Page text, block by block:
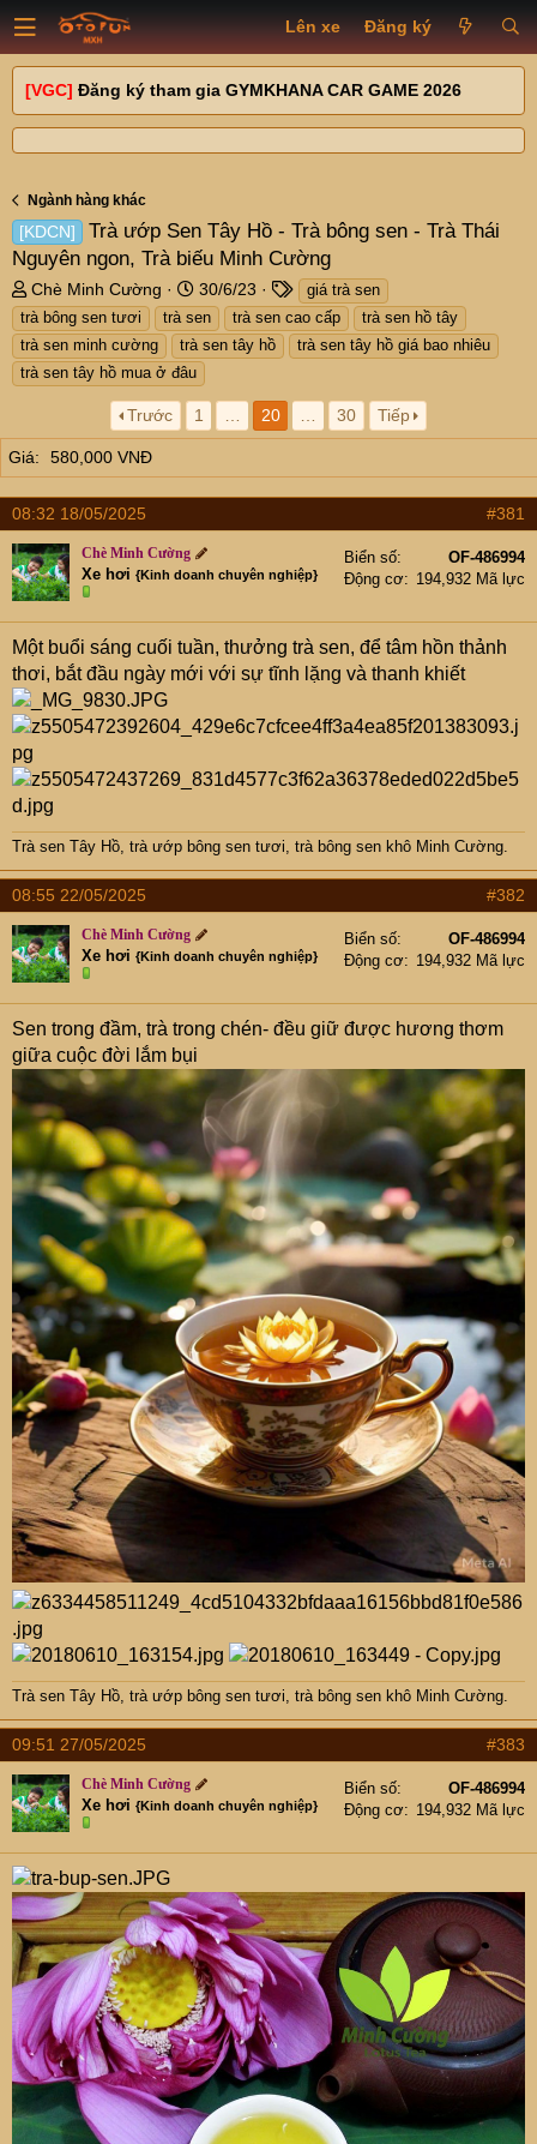
Lên xe Đăng ký
[VGC] Đăng ký tham gia GYMKHANA CAR GAME 2026
Ngành hàng khác
[KDCN]
Trà ướp Sen Tây Hồ - Trà bông sen - Trà Thái
Nguyên ngon, Trà biếu Minh Cường
T
h
r
e
a
t
r
t
r
Chè Minh Cường
N
g
à
y
g
ử
i
30/6/23
T
a
g
s
giá trà sen
trà bông sen tươi
trà sen trà sen cao cấp
trà sen hồ tây
trà sen minh cường
trà sen tây hồ
trà sen tây hồ giá bao nhiêu
trà sen tây hồ mua ở đâu
Trước 1 20 30 Tiếp
Giá 580,000 VNĐ
08:32 18/05/2025 #381
Chè Minh Cường
Xe hơi {Kinh doanh chuyên nghiệp}
Biển số
OF-486994
Động cơ
194,932 Mã lực
Một buổi sáng cuối tuần, thưởng trà sen, để tâm hồn thảnh
thơi, bắt đầu ngày mới với sự tĩnh lặng và thanh khiết
Trà sen Tây Hồ, trà ướp bông sen tươi, trà bông sen khô Minh Cường.
08:55 22/05/2025 #382
Chè Minh Cường
Xe hơi {Kinh doanh chuyên nghiệp}
Biển số
OF-486994
Động cơ
194,932 Mã lực
Sen trong đầm, trà trong chén- đều giữ được hương thơm
giữa cuộc đời lắm bụi
Trà sen Tây Hồ, trà ướp bông sen tươi, trà bông sen khô Minh Cường.
09:51 27/05/2025 #383
Chè Minh Cường
Xe hơi {Kinh doanh chuyên nghiệp}
Biển số
OF-486994
Động cơ
194,932 Mã lực